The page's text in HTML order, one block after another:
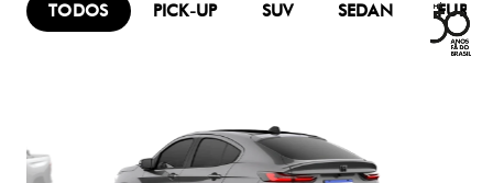
TODOS PICK-UP SUV SEDAN